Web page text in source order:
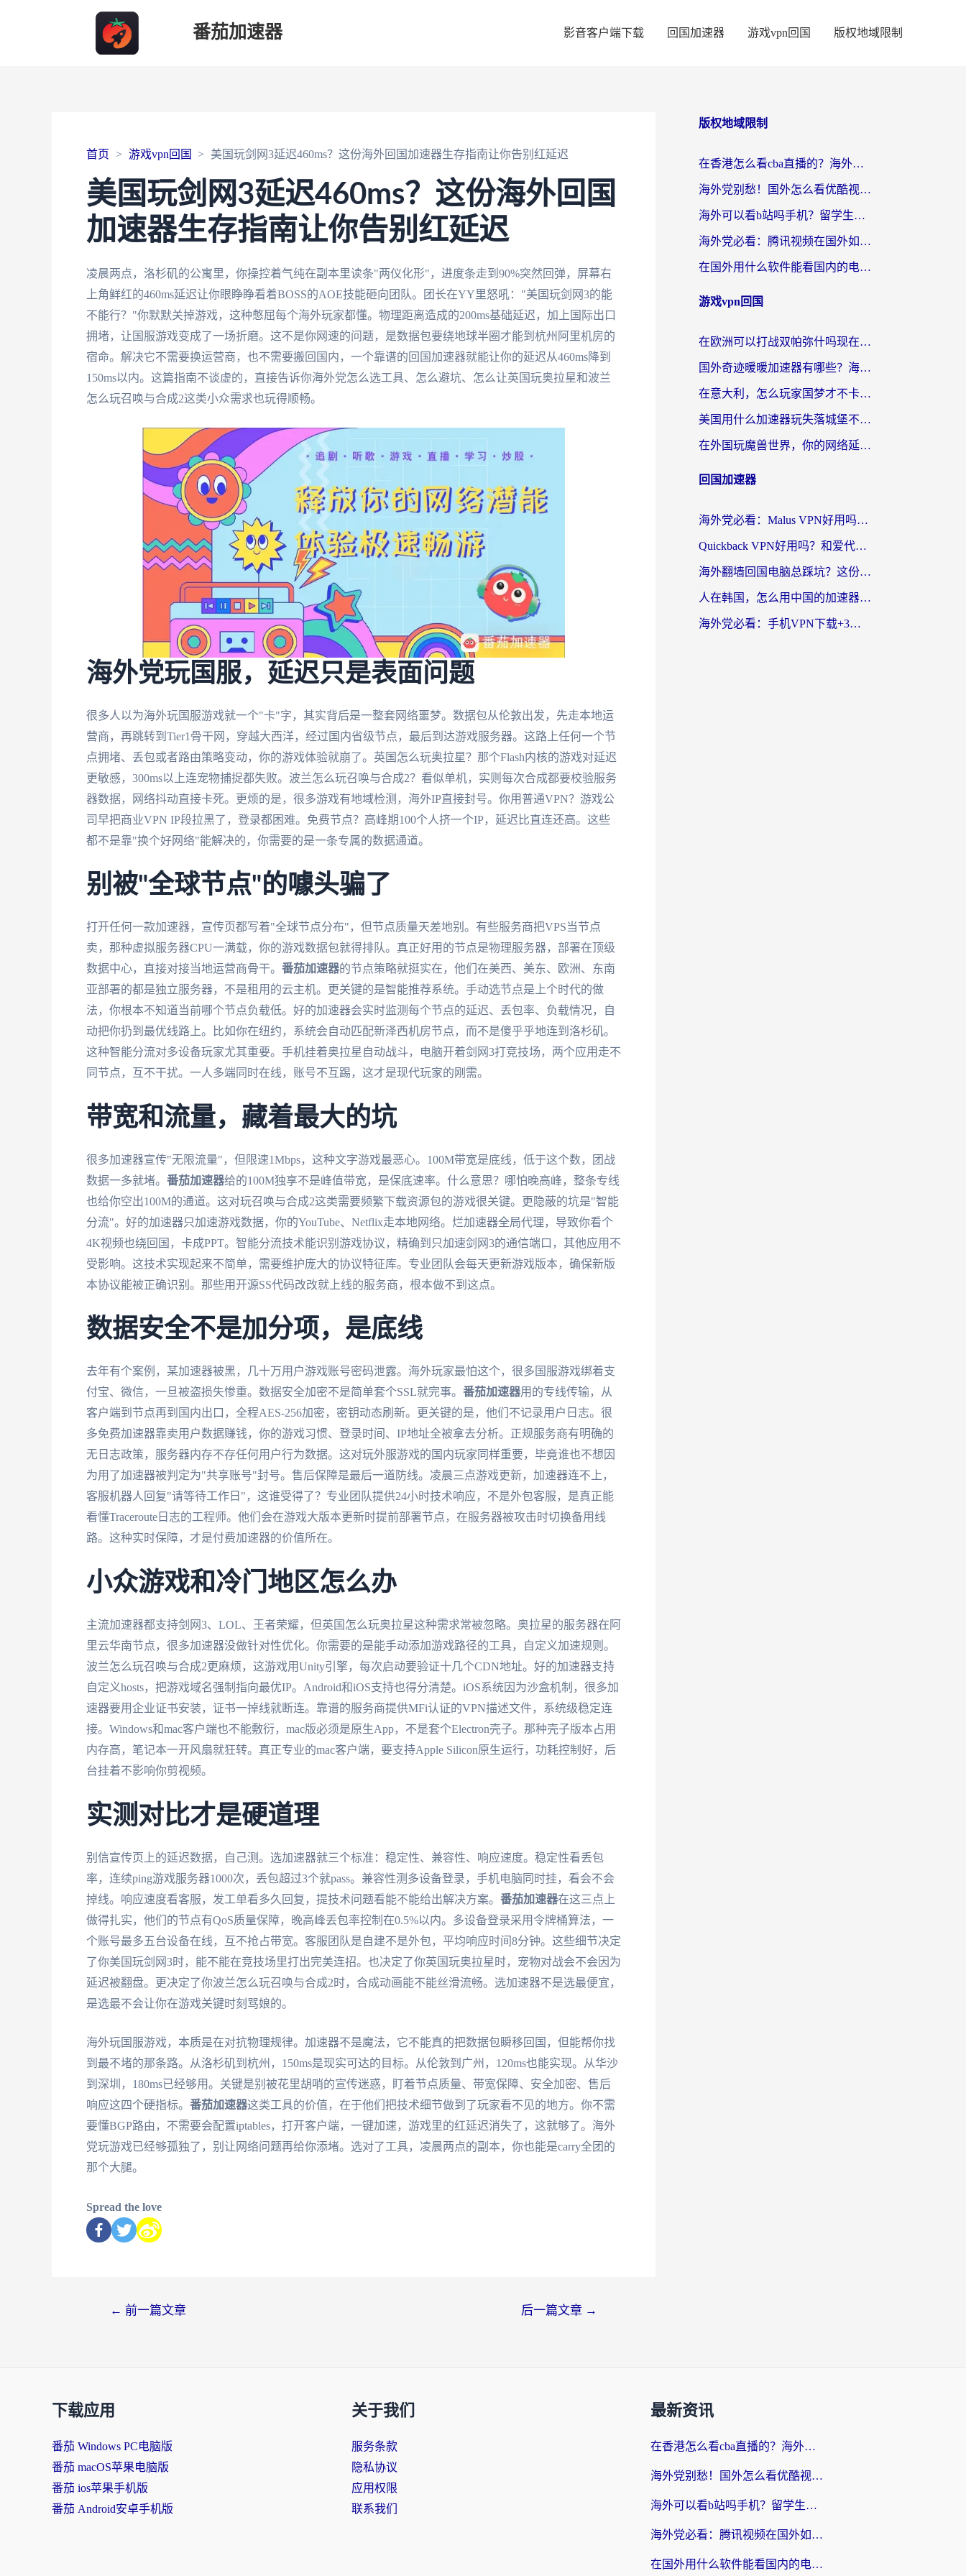
番茄加速器 影音客户端下载 回国加速器 游戏vpn回国 版权地域限制
首页 游戏vpn回国 美国玩剑网3延迟460ms？这份海外回国加速器生存指南让你告别红延迟
美国玩剑网3延迟460ms？这份海外回国
加速器生存指南让你告别红延迟
凌晨两点，洛杉矶的公寓里，你操控着气纯在副本里读条"两仪化形"，进度条走到90%突然回弹，屏幕右
上角鲜红的460ms延迟让你眼睁睁看着BOSS的AOE技能砸向团队。团长在YY里怒吼："美国玩剑网3的能
不能行？"你默默关掉游戏，这种憋屈每个海外玩家都懂。物理距离造成的200ms基础延迟，加上国际出口
拥堵，让国服游戏变成了一场折磨。这不是你网速的问题，是数据包要绕地球半圈才能到杭州阿里机房的
宿命。解决它不需要换运营商，也不需要搬回国内，一个靠谱的回国加速器就能让你的延迟从460ms降到
150ms以内。这篇指南不谈虚的，直接告诉你海外党怎么选工具、怎么避坑、怎么让英国玩奥拉星和波兰
怎么玩召唤与合成2这类小众需求也玩得顺畅。
海外党玩国服，延迟只是表面问题
很多人以为海外玩国服游戏就一个"卡"字，其实背后是一整套网络噩梦。数据包从伦敦出发，先走本地运
营商，再跳转到Tier1骨干网，穿越大西洋，经过国内省级节点，最后到达游戏服务器。这路上任何一个节
点拥堵、丢包或者路由策略变动，你的游戏体验就崩了。英国怎么玩奥拉星？那个Flash内核的游戏对延迟
更敏感，300ms以上连宠物捕捉都失败。波兰怎么玩召唤与合成2？看似单机，实则每次合成都要校验服务
器数据，网络抖动直接卡死。更烦的是，很多游戏有地域检测，海外IP直接封号。你用普通VPN？游戏公
司早把商业VPN IP段拉黑了，登录都困难。免费节点？高峰期100个人挤一个IP，延迟比直连还高。这些
都不是靠"换个好网络"能解决的，你需要的是一条专属的数据通道。
别被"全球节点"的噱头骗了
打开任何一款加速器，宣传页都写着"全球节点分布"，但节点质量天差地别。有些服务商把VPS当节点
卖，那种虚拟服务器CPU一满载，你的游戏数据包就得排队。真正好用的节点是物理服务器，部署在顶级
数据中心，直接对接当地运营商骨干。 番茄加速器的节点策略就挺实在，他们在美西、美东、欧洲、东南
亚部署的都是独立服务器，不是租用的云主机。更关键的是智能推荐系统。手动选节点是上个时代的做
法，你根本不知道当前哪个节点负载低。好的加速器会实时监测每个节点的延迟、丢包率、负载情况，自
动把你扔到最优线路上。比如你在纽约，系统会自动匹配新泽西机房节点，而不是傻乎乎地连到洛杉矶。
这种智能分流对多设备玩家尤其重要。手机挂着奥拉星自动战斗，电脑开着剑网3打竞技场，两个应用走不
同节点，互不干扰。一人多端同时在线，账号不互踢，这才是现代玩家的刚需。
带宽和流量，藏着最大的坑
很多加速器宣传"无限流量"，但限速1Mbps，这种文字游戏最恶心。100M带宽是底线，低于这个数，团战
数据一多就堵。 番茄加速器给的100M独享不是峰值带宽，是保底速率。什么意思？哪怕晚高峰，整条专线
也给你空出100M的通道。这对玩召唤与合成2这类需要频繁下载资源包的游戏很关键。更隐蔽的坑是"智能
分流"。好的加速器只加速游戏数据，你的YouTube、Netflix走本地网络。烂加速器全局代理，导致你看个
4K视频也绕回国，卡成PPT。智能分流技术能识别游戏协议，精确到只加速剑网3的通信端口，其他应用不
受影响。这技术实现起来不简单，需要维护庞大的协议特征库。专业团队会每天更新游戏版本，确保新版
本协议能被正确识别。那些用开源SS代码改改就上线的服务商，根本做不到这点。
数据安全不是加分项，是底线
去年有个案例，某加速器被黑，几十万用户游戏账号密码泄露。海外玩家最怕这个，很多国服游戏绑着支
付宝、微信，一旦被盗损失惨重。数据安全加密不是简单套个SSL就完事。 番茄加速器用的专线传输，从
客户端到节点再到国内出口，全程AES-256加密，密钥动态刷新。更关键的是，他们不记录用户日志。很
多免费加速器靠卖用户数据赚钱，你的游戏习惯、登录时间、IP地址全被拿去分析。正规服务商有明确的
无日志政策，服务器内存不存任何用户行为数据。这对玩外服游戏的国内玩家同样重要，毕竟谁也不想因
为用了加速器被判定为"共享账号"封号。售后保障是最后一道防线。凌晨三点游戏更新，加速器连不上，
客服机器人回复"请等待工作日"，这谁受得了？专业团队提供24小时技术响应，不是外包客服，是真正能
看懂Traceroute日志的工程师。他们会在游戏大版本更新时提前部署节点，在服务器被攻击时切换备用线
路。这种实时保障，才是付费加速器的价值所在。
小众游戏和冷门地区怎么办
主流加速器都支持剑网3、LOL、王者荣耀，但英国怎么玩奥拉星这种需求常被忽略。奥拉星的服务器在阿
里云华南节点，很多加速器没做针对性优化。你需要的是能手动添加游戏路径的工具，自定义加速规则。
波兰怎么玩召唤与合成2更麻烦，这游戏用Unity引擎，每次启动要验证十几个CDN地址。好的加速器支持
自定义hosts，把游戏域名强制指向最优IP。Android和iOS支持也得分清楚。iOS系统因为沙盒机制，很多加
速器要用企业证书安装，证书一掉线就断连。靠谱的服务商提供MFi认证的VPN描述文件，系统级稳定连
接。Windows和mac客户端也不能敷衍，mac版必须是原生App，不是套个Electron壳子。那种壳子版本占用
内存高，笔记本一开风扇就狂转。真正专业的mac客户端，要支持Apple Silicon原生运行，功耗控制好，后
台挂着不影响你剪视频。
实测对比才是硬道理
别信宣传页上的延迟数据，自己测。选加速器就三个标准：稳定性、兼容性、响应速度。稳定性看丢包
率，连续ping游戏服务器1000次，丢包超过3个就pass。兼容性测多设备登录，手机电脑同时挂，看会不会
掉线。响应速度看客服，发工单看多久回复，提技术问题看能不能给出解决方案。 番茄加速器在这三点上
做得扎实，他们的节点有QoS质量保障，晚高峰丢包率控制在0.5%以内。多设备登录采用令牌桶算法，一
个账号最多五台设备在线，互不抢占带宽。客服团队是自建不是外包，平均响应时间8分钟。这些细节决定
了你美国玩剑网3时，能不能在竞技场里打出完美连招。也决定了你英国玩奥拉星时，宠物对战会不会因为
延迟被翻盘。更决定了你波兰怎么玩召唤与合成2时，合成动画能不能丝滑流畅。选加速器不是选最便宜，
是选最不会让你在游戏关键时刻骂娘的。
海外玩国服游戏，本质是在对抗物理规律。加速器不是魔法，它不能真的把数据包瞬移回国，但能帮你找
到最不堵的那条路。从洛杉矶到杭州，150ms是现实可达的目标。从伦敦到广州，120ms也能实现。从华沙
到深圳，180ms已经够用。关键是别被花里胡哨的宣传迷惑，盯着节点质量、带宽保障、安全加密、售后
响应这四个硬指标。 番茄加速器这类工具的价值，在于他们把技术细节做到了玩家看不见的地方。你不需
要懂BGP路由，不需要会配置iptables，打开客户端，一键加速，游戏里的红延迟消失了，这就够了。海外
党玩游戏已经够孤独了，别让网络问题再给你添堵。选对了工具，凌晨两点的副本，你也能是carry全团的
那个大腿。
Spread the love
← 前一篇文章 后一篇文章 →
版权地域限制
在香港怎么看cba直播的？海外党体育观赛终极指南：告别版权限制，畅享中文解说
海外党别愁！国外怎么看优酷视频？一招解决追剧、看直播难题
海外可以看b站吗手机？留学生亲测有效的回国加速指南
海外党必看：腾讯视频在国外如何解除地域限制？附优酷咪咕使用指南
在国外用什么软件能看国内的电视剧啊？留学生亲测有效的回国加速方案
游戏vpn回国
在欧洲可以打战双帕弥什吗现在？跨越延迟墙的实战指南
国外奇迹暖暖加速器有哪些？海外党国服游戏畅玩终极指南（附亲测推荐）
在意大利，怎么玩家国梦才不卡？这份终极加速指南请收好
美国用什么加速器玩失落城堡不卡？海外党亲测有效的国服游戏加速指南
在外国玩魔兽世界，你的网络延迟是最大的敌人
回国加速器
海外党必看：Malus VPN好用吗？和迅猛兔VPN对比哪个回国效果更好？附真实体验与避坑指南
Quickback VPN好用吗？和爱代理VPN对比哪个回国效果更好？
海外翻墙回国电脑总踩坑？这份实测指南帮你选对加速器（附ChickCNinitapMalus对比）
人在韩国，怎么用中国的加速器刷剧打游戏？这份真实体验指南给你答案
海外党必看：手机VPN下载+3步选对回国加速器，无缝刷国内资源不再愁
下载应用
番茄 Windows PC电脑版
番茄 macOS苹果电脑版
番茄 ios苹果手机版
番茄 Android安卓手机版
关于我们
服务条款
隐私协议
应用权限
联系我们
最新资讯
在香港怎么看cba直播的？海外党体育观赛终极指南：告别版权限制，畅享中文解说
海外党别愁！国外怎么看优酷视频？一招解决追剧、看直播难题
海外可以看b站吗手机？留学生亲测有效的回国加速指南
海外党必看：腾讯视频在国外如何解除地域限制？附优酷咪咕使用指南
在国外用什么软件能看国内的电视剧啊？留学生亲测有效的回国加速方案